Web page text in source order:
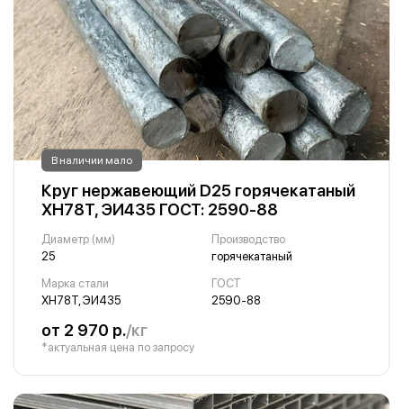
В наличии мало
Круг нержавеющий D25 горячекатаный
ХН78Т, ЭИ435 ГОСТ: 2590-88
Диаметр (мм)
25
Производство
горячекатаный
Марка стали
ХН78Т, ЭИ435
ГОСТ
2590-88
от 2 970 р./кг
*актуальная цена по запросу